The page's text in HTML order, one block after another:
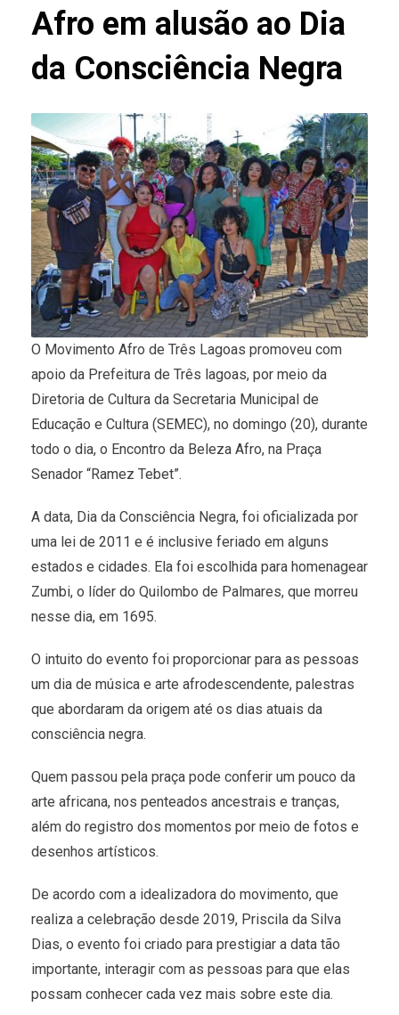
Afro em alusão ao Dia
da Consciência Negra
O Movimento Afro de Três Lagoas promoveu com
apoio da Prefeitura de Três lagoas, por meio da
Diretoria de Cultura da Secretaria Municipal de
Educação e Cultura (SEMEC), no domingo (20), durante
todo o dia, o Encontro da Beleza Afro, na Praça
Senador “Ramez Tebet”.
A data, Dia da Consciência Negra, foi oficializada por
uma lei de 2011 e é inclusive feriado em alguns
estados e cidades. Ela foi escolhida para homenagear
Zumbi, o líder do Quilombo de Palmares, que morreu
nesse dia, em 1695.
O intuito do evento foi proporcionar para as pessoas
um dia de música e arte afrodescendente, palestras
que abordaram da origem até os dias atuais da
consciência negra.
Quem passou pela praça pode conferir um pouco da
arte africana, nos penteados ancestrais e tranças,
além do registro dos momentos por meio de fotos e
desenhos artísticos.
De acordo com a idealizadora do movimento, que
realiza a celebração desde 2019, Priscila da Silva
Dias, o evento foi criado para prestigiar a data tão
importante, interagir com as pessoas para que elas
possam conhecer cada vez mais sobre este dia.